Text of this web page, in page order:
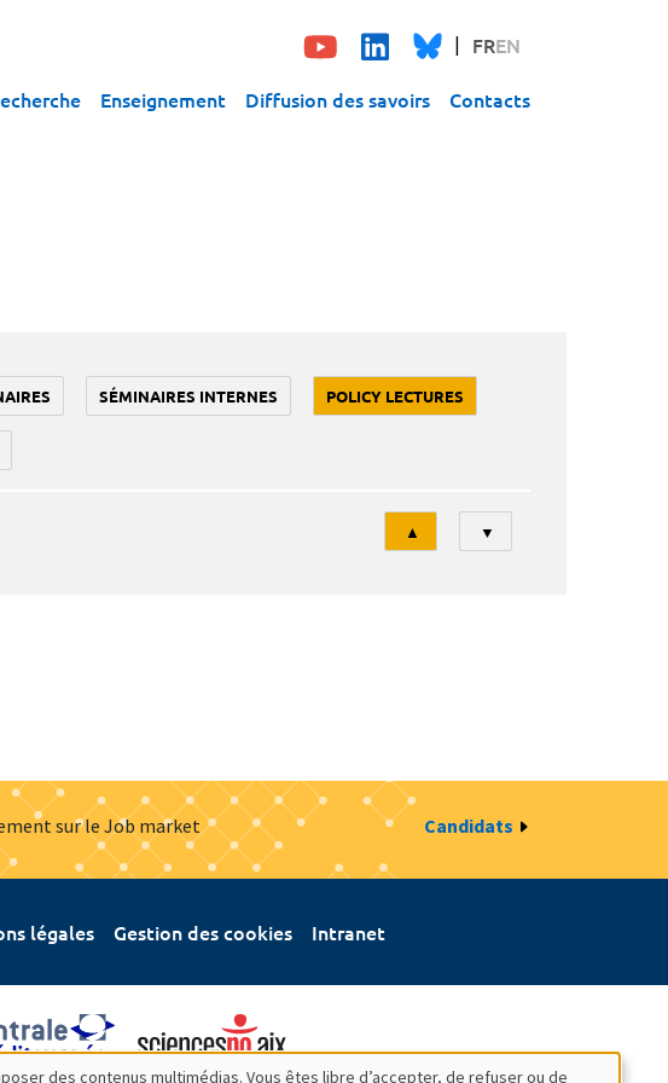
FREN
Enseignement Diffusion des savoirs Contacts
SÉMINAIRES INTERNES POLICY LECTURES
Tri
▲ ▼
sur le Job market Candidats
légales Gestion des cookies Intranet
des contenus multimédias. Vous êtes libre d’accepter, de refuser ou de